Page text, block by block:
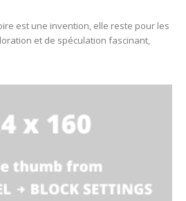
est une invention, elle reste pour les
et de spéculation fascinant,